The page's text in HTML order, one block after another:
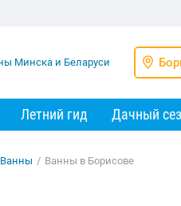
Летний гид Дачный
Ванны / Ванны в Борисове